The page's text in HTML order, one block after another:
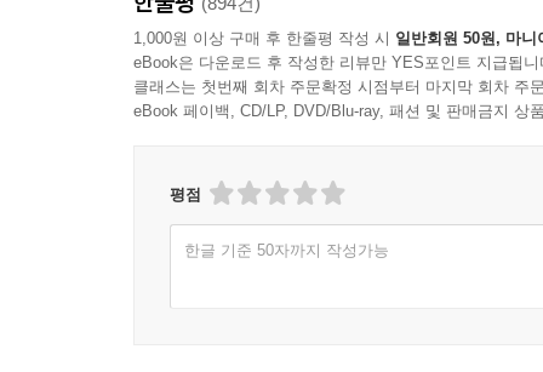
1,000원 이상 구매 후 한줄평 작성 시 일반회원 50원, 마니
eBook은 다운로드 후 작성한 리뷰만 YES포인트 지급됩니
클래스는 첫번째 회차 주문확정 시점부터 마지막 회차 주
eBook 페이백, CD/LP, DVD/Blu-ray, 패션 및 판매금지 상
평점
한글 기준 50자까지 작성가능